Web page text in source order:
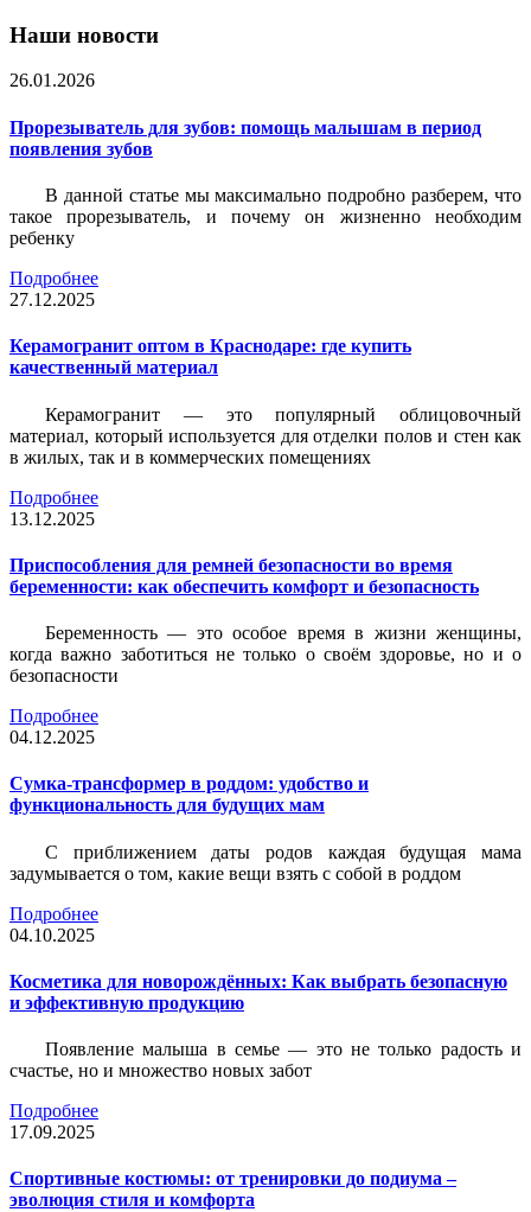
Наши новости
26.01.2026
Прорезыватель для зубов: помощь малышам в период
появления зубов
В данной статье мы максимально подробно разберем, что
такое прорезыватель, и почему он жизненно необходим
ребенку
Подробнее
27.12.2025
Керамогранит оптом в Краснодаре: где купить
качественный материал
Керамогранит — это популярный облицовочный
материал, который используется для отделки полов и стен как
в жилых, так и в коммерческих помещениях
Подробнее
13.12.2025
Приспособления для ремней безопасности во время
беременности: как обеспечить комфорт и безопасность
Беременность — это особое время в жизни женщины,
когда важно заботиться не только о своём здоровье, но и о
безопасности
Подробнее
04.12.2025
Сумка-трансформер в роддом: удобство и
функциональность для будущих мам
С приближением даты родов каждая будущая мама
задумывается о том, какие вещи взять с собой в роддом
Подробнее
04.10.2025
Косметика для новорождённых: Как выбрать безопасную
и эффективную продукцию
Появление малыша в семье — это не только радость и
счастье, но и множество новых забот
Подробнее
17.09.2025
Спортивные костюмы: от тренировки до подиума –
эволюция стиля и комфорта